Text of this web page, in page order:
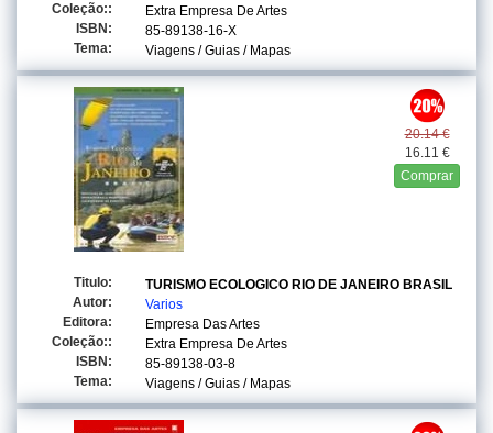
Coleção::
Extra Empresa De Artes
ISBN:
85-89138-16-X
Tema:
Viagens / Guias / Mapas
20.14 €
16.11 €
Comprar
Titulo:
TURISMO ECOLOGICO RIO DE JANEIRO BRASIL
Autor:
Varios
Editora:
Empresa Das Artes
Coleção::
Extra Empresa De Artes
ISBN:
85-89138-03-8
Tema:
Viagens / Guias / Mapas